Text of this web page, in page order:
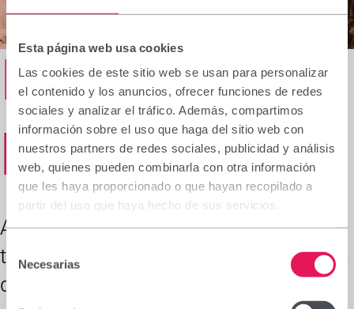
Esta página web usa cookies
Las cookies de este sitio web se usan para personalizar
el contenido y los anuncios, ofrecer funciones de redes
sociales y analizar el tráfico. Además, compartimos
información sobre el uso que haga del sitio web con
nuestros partners de redes sociales, publicidad y análisis
web, quienes pueden combinarla con otra información
que les haya proporcionado o que hayan recopilado a
partir del uso que haya hecho de sus servicios.
de
consentimiento
Necesarias
Els nostres
projectes
Al voltant del món participem en tot
tipus de projectes enfocats a millorar la
qualitat de vida dels col·lectius més